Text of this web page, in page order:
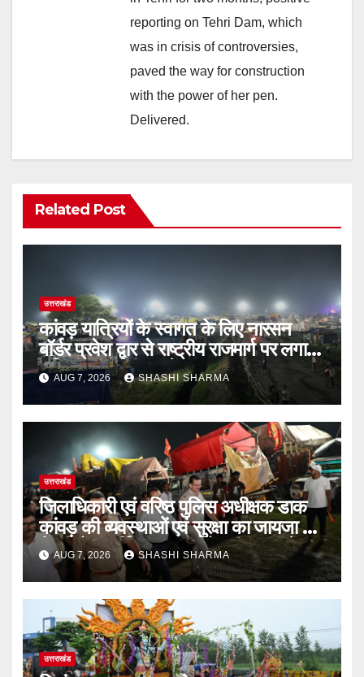
reporting on Tehri Dam, which
was in crisis of controversies,
paved the way for construction
with the power of her pen.
Delivered.
Related Post
उत्तराखंड
कांवड़ यात्रियों के स्वागत के लिए नारसन
बॉर्डर प्रवेश द्वार से राष्ट्रीय राजमार्ग पर लगाई
गई रंगीन एलईडी लाइटें
AUG 7, 2026 SHASHI SHARMA
उत्तराखंड
जिलाधिकारी एवं वरिष्ठ पुलिस अधीक्षक डाक
कांवड़ की व्यवस्थाओं एवं सुरक्षा का जायजा लेने
बैरागी कैंप पार्किंग स्थल जीरो ग्राउंड पर देर
रात्रि पहुंचे
AUG 7, 2026 SHASHI SHARMA
उत्तराखंड